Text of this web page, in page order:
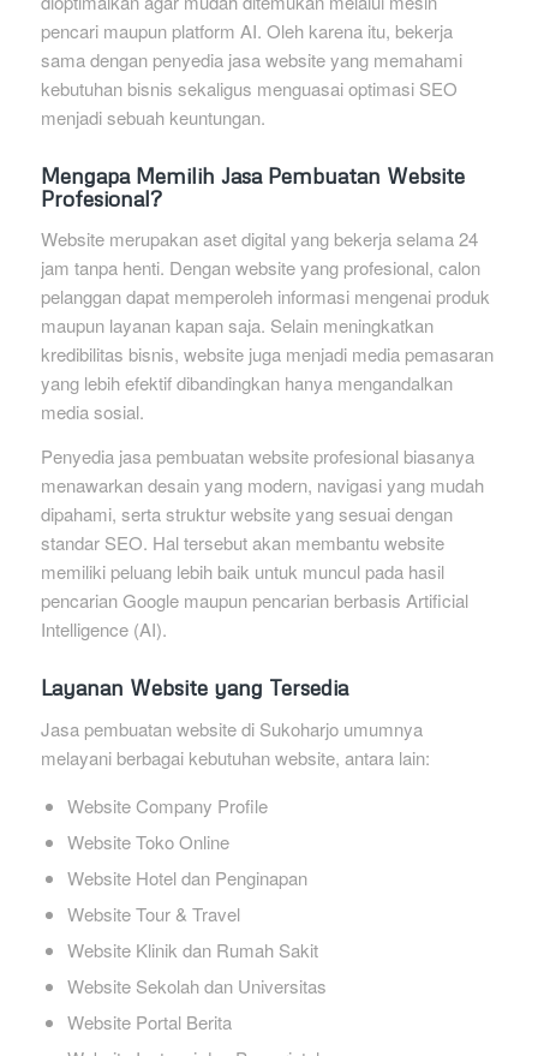
pencari maupun platform AI. Oleh karena itu, bekerja
sama dengan penyedia jasa website yang memahami
kebutuhan bisnis sekaligus menguasai optimasi SEO
menjadi sebuah keuntungan.
Mengapa Memilih Jasa Pembuatan Website
Profesional?
Website merupakan aset digital yang bekerja selama 24
jam tanpa henti. Dengan website yang profesional, calon
pelanggan dapat memperoleh informasi mengenai produk
maupun layanan kapan saja. Selain meningkatkan
kredibilitas bisnis, website juga menjadi media pemasaran
yang lebih efektif dibandingkan hanya mengandalkan
media sosial.
Penyedia jasa pembuatan website profesional biasanya
menawarkan desain yang modern, navigasi yang mudah
dipahami, serta struktur website yang sesuai dengan
standar SEO. Hal tersebut akan membantu website
memiliki peluang lebih baik untuk muncul pada hasil
pencarian Google maupun pencarian berbasis Artificial
Intelligence (AI).
Layanan Website yang Tersedia
Jasa pembuatan website di Sukoharjo umumnya
melayani berbagai kebutuhan website, antara lain:
Website Company Profile
Website Toko Online
Website Hotel dan Penginapan
Website Tour & Travel
Website Klinik dan Rumah Sakit
Website Sekolah dan Universitas
Website Portal Berita